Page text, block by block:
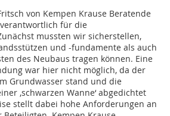
von Kempen Krause Beratende
für die
mussten wir sicherstellen,
und -fundamente als auch
des Neubaus tragen können. Eine
war hier nicht möglich, da der
Grundwasser stand und die
,schwarzen Wanne‘ abgedichtet
stellt dabei hohe Anforderungen an